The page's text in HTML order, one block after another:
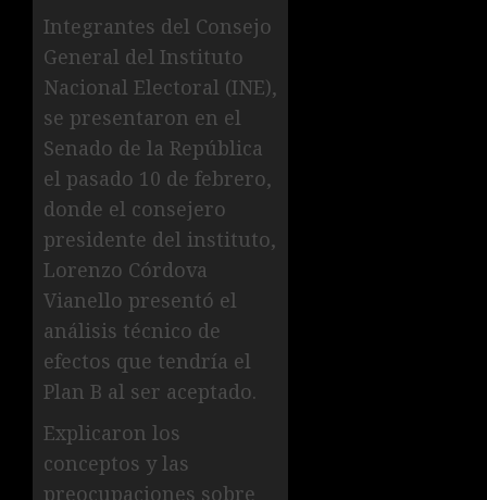
Integrantes del Consejo
General del Instituto
Nacional Electoral (INE),
se presentaron en el
Senado de la República
el pasado 10 de febrero,
donde el consejero
presidente del instituto,
Lorenzo Córdova
Vianello presentó el
análisis técnico de
efectos que tendría el
Plan B al ser aceptado.
Explicaron los
conceptos y las
preocupaciones sobre